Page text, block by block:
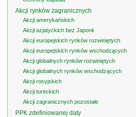
Akcji rynków zagranicznych
Akcji amerykańskich
Akcji azjatyckich bez Japonii
Akcji europejskich rynków rozwiniętych
Akcji europejskich rynków wschodzących
Akcji globalnych rynków rozwiniętych
Akcji globalnych rynków wschodzących
Akcji rosyjskich
Akcji tureckich
Akcji zagranicznych pozostałe
PPK zdefiniowanej daty